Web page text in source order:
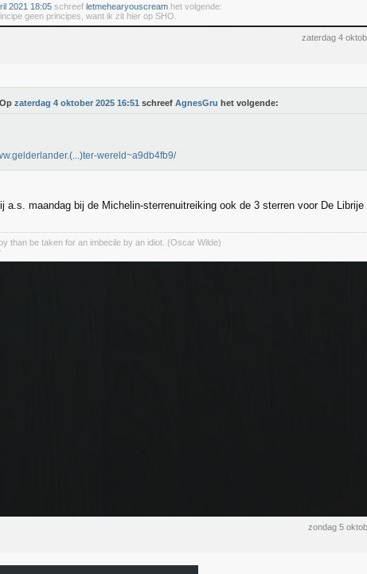
2021 18:05 schreef letmehearyouscream het volgende:
geen principes, want ik zit hier op SHO.
zaterdag 4
Op zaterdag 4 oktober 2025 16:51 schreef AgnesGru het volgende:
wereld~a9db4fb9/
a.s. maandag bij de Michelin-sterrenuitreiking ook de 3 sterren voor De Librije
than be taken for an imbecile by an idiot. (Oscar Wilde)
zondag 5